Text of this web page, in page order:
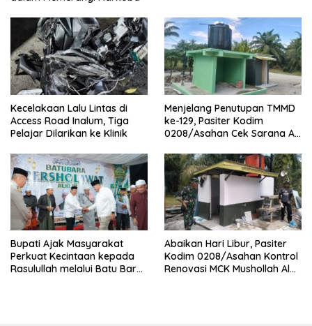
Kecelakaan Lalu Lintas di
Access Road Inalum, Tiga
Pelajar Dilarikan ke Klinik
Menjelang Penutupan TMMD
ke-129, Pasiter Kodim
0208/Asahan Cek Sarana Air
Bupati Ajak Masyarakat
Perkuat Kecintaan kepada
Rasulullah melalui Batu Bara
Abaikan Hari Libur, Pasiter
Kodim 0208/Asahan Kontrol
Renovasi MCK Mushollah Al